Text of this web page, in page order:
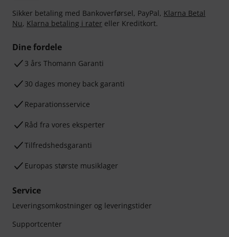
Sikker betaling med Bankoverførsel, PayPal, Klarna Betal
Nu, Klarna betaling i rater eller Kreditkort.
Dine fordele
3 års Thomann Garanti
30 dages money back garanti
Reparationsservice
Råd fra vores eksperter
Tilfredshedsgaranti
Europas største musiklager
Service
Leveringsomkostninger og leveringstider
Supportcenter